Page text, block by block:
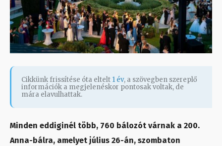
Cikkünk frissítése óta eltelt 1 év, a szövegben szereplő
információk a megjelenéskor pontosak voltak, de
mára elavulhattak.
Minden eddiginél több, 760 bálozót várnak a 200.
Anna-bálra, amelyet július 26-án, szombaton